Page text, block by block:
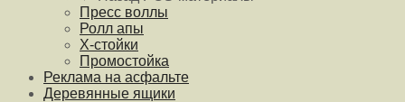
Пресс воллы
Ролл апы
Х-стойки
Промостойка
Реклама на асфальте
Деревянные ящики